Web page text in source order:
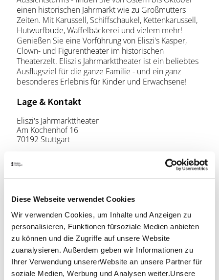
Diese Webseite verwendet Cookies
Wir verwenden Cookies, um Inhalte und Anzeigen zu
personalisieren, Funktionen fürsoziale Medien anbieten
zu können und die Zugriffe auf unsere Website
zuanalysieren. Außerdem geben wir Informationen zu
Ihrer Verwendung unsererWebsite an unsere Partner für
soziale Medien, Werbung und Analysen weiter.Unsere
einen historischen Jahrmarkt wie zu Großmutters
Zeiten. Mit Karussell, Schiffschaukel, Kettenkarussell,
Hutwurfbude, Waffelbäckerei und vielem mehr!
Genießen Sie eine Vorführung von Eliszi's Kasper,
Clown- und Figurentheater im historischen
Theaterzelt. Eliszi's Jahrmarkttheater ist ein beliebtes
Ausflugsziel für die ganze Familie - und ein ganz
besonderes Erlebnis für Kinder und Erwachsene!
Lage & Kontakt
Eliszi's Jahrmarkttheater
Am Kochenhof 16
70192 Stuttgart
Planen Sie Ihre Anreise
Verkehrs- und Tarifverbund Stuttgart GmbH
Fahrplanauskunft des VVS
Deutsche Bahn AG
Fahrplanauskunft der DB